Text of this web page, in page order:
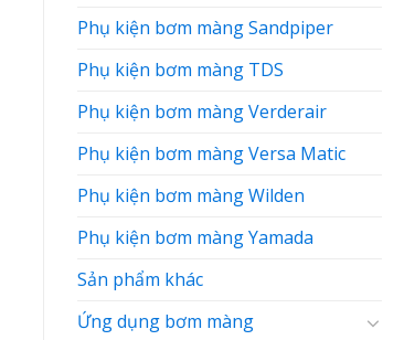
Phụ kiện bơm màng Sandpiper
Phụ kiện bơm màng TDS
Phụ kiện bơm màng Verderair
Phụ kiện bơm màng Versa Matic
Phụ kiện bơm màng Wilden
Phụ kiện bơm màng Yamada
Sản phẩm khác
Ứng dụng bơm màng
Phụ kiện màng bơm Aro